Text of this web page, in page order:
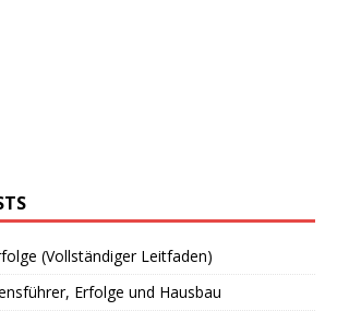
(Vollständiger Leitfaden)
Erfolge und Hausbau